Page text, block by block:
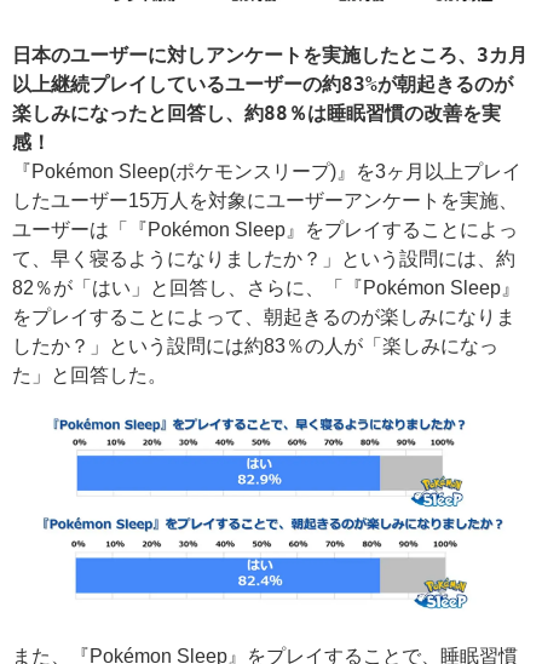
日本のユーザーに対しアンケートを実施したところ、3カ月
以上継続プレイしているユーザーの約83%が朝起きるのが
楽しみになったと回答し、約88％は睡眠習慣の改善を実
感！
『Pokémon Sleep(ポケモンスリープ)』を3ヶ月以上プレイ
したユーザー15万人を対象にユーザーアンケートを実施、
ユーザーは「『Pokémon Sleep』をプレイすることによっ
て、早く寝るようになりましたか？」という設問には、約
82％が「はい」と回答し、さらに、「『Pokémon Sleep』
をプレイすることによって、朝起きるのが楽しみになりま
したか？」という設問には約83％の人が「楽しみになっ
た」と回答した。
また、『Pokémon Sleep』をプレイすることで、睡眠習慣